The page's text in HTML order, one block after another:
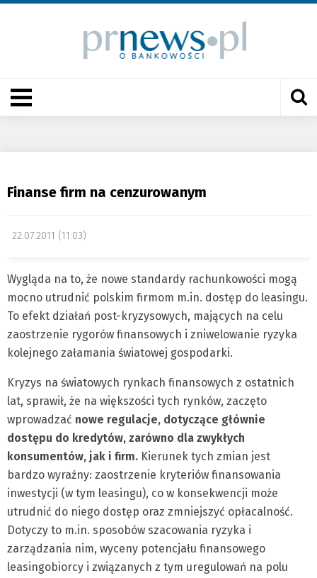
Finanse firm na cenzurowanym
22.07.2011 (11:03)
Wygląda na to, że nowe standardy rachunkowości mogą
mocno utrudnić polskim firmom m.in. dostęp do leasingu.
To efekt działań post-kryzysowych, mających na celu
zaostrzenie rygorów finansowych i zniwelowanie ryzyka
kolejnego załamania światowej gospodarki.
Kryzys na światowych rynkach finansowych z ostatnich
lat, sprawił, że na większości tych rynków, zaczęto
wprowadzać nowe regulacje, dotyczące głównie
dostępu do kredytów, zarówno dla zwykłych
konsumentów, jak i firm. Kierunek tych zmian jest
bardzo wyraźny: zaostrzenie kryteriów finansowania
inwestycji (w tym leasingu), co w konsekwencji może
utrudnić do niego dostęp oraz zmniejszyć opłacalność.
Dotyczy to m.in. sposobów szacowania ryzyka i
zarządzania nim, wyceny potencjału finansowego
leasingobiorcy i związanych z tym uregulowań na polu